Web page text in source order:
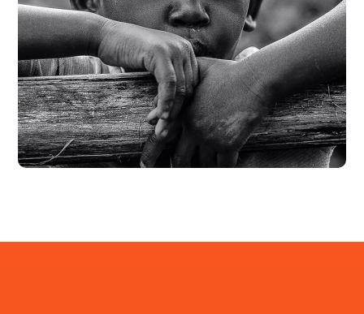
Rural Children
#CHARITY #DONATION